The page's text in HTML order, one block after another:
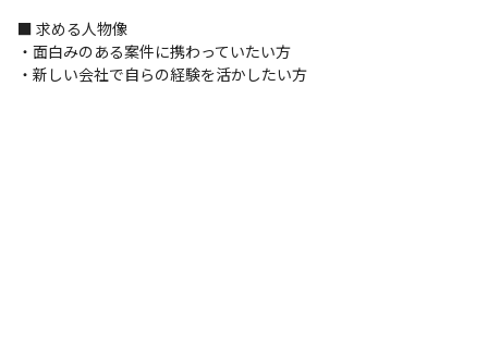
■ 求める人物像
・面白みのある案件に携わっていたい方
・新しい会社で自らの経験を活かしたい方